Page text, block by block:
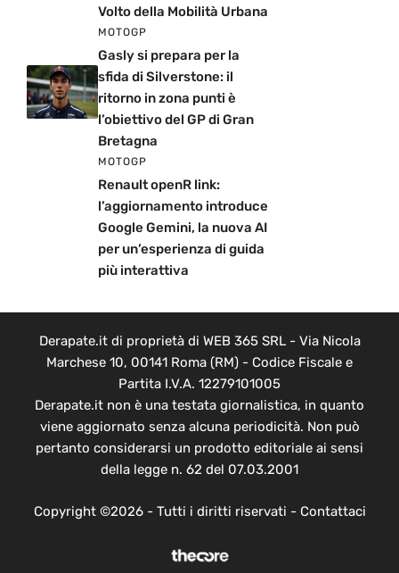
Volto della Mobilità Urbana
MOTOGP
Gasly si prepara per la
sfida di Silverstone: il
ritorno in zona punti è
l’obiettivo del GP di Gran
Bretagna
MOTOGP
Renault openR link:
l’aggiornamento introduce
Google Gemini, la nuova AI
per un’esperienza di guida
più interattiva
Derapate.it di proprietà di WEB 365 SRL - Via Nicola
Marchese 10, 00141 Roma (RM) - Codice Fiscale e
Partita I.V.A. 12279101005
Derapate.it non è una testata giornalistica, in quanto
viene aggiornato senza alcuna periodicità. Non può
pertanto considerarsi un prodotto editoriale ai sensi
della legge n. 62 del 07.03.2001
Copyright ©2026 - Tutti i diritti riservati - Contattaci